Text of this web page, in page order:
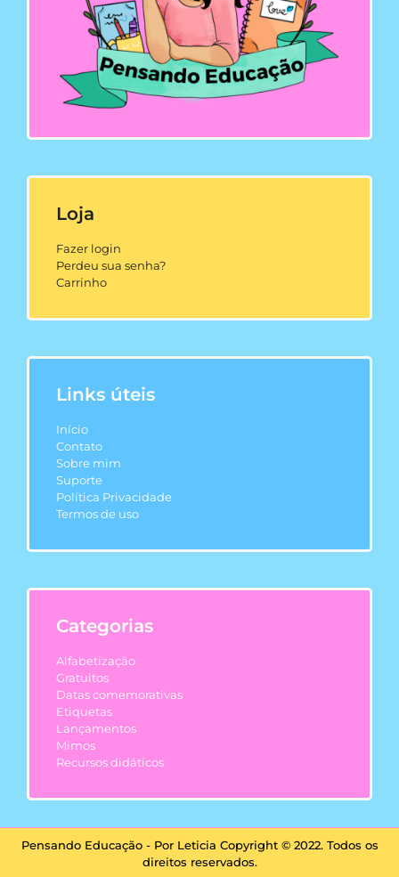
Loja
Fazer login
Perdeu sua senha?
Carrinho
Links úteis
Início
Contato
Sobre mim
Suporte
Política Privacidade
Termos de uso
Categorias
Alfabetização
Gratuitos
Datas comemorativas
Etiquetas
Lançamentos
Mimos
Recursos didáticos
Pensando Educação - Por Leticia Copyright © 2022. Todos os
direitos reservados.